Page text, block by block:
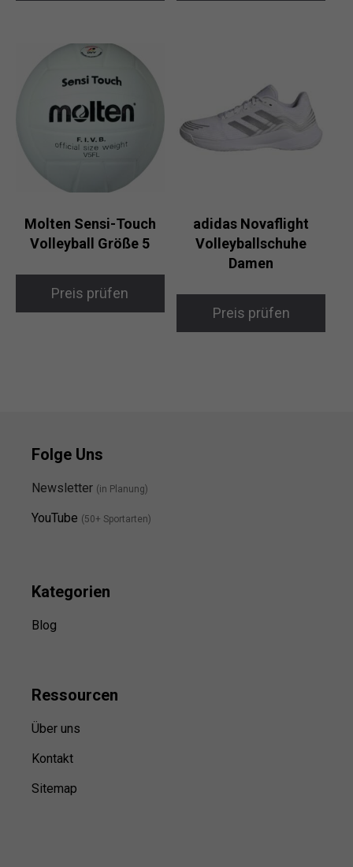
Molten Sensi-Touch
Volleyball Größe 5
Preis prüfen
adidas Novaflight
Volleyballschuhe
Damen
Preis prüfen
Folge Uns
Newsletter (in Planung)
YouTube (50+ Sportarten)
Kategorien
Blog
Ressourcen
Über uns
Kontakt
Sitemap